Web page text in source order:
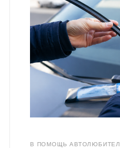
В ПОМОЩЬ